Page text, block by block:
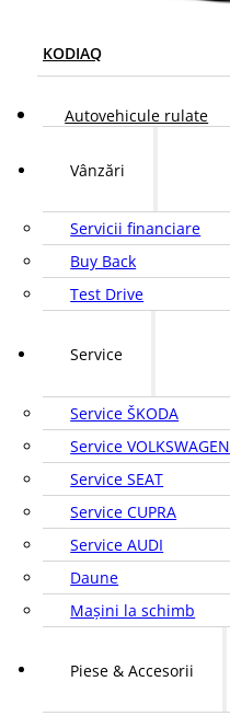
KODIAQ
Autovehicule rulate
Vânzări
Servicii financiare
Buy Back
Test Drive
Service
Service ŠKODA
Service VOLKSWAGEN
Service SEAT
Service CUPRA
Service AUDI
Daune
Mașini la schimb
Piese & Accesorii